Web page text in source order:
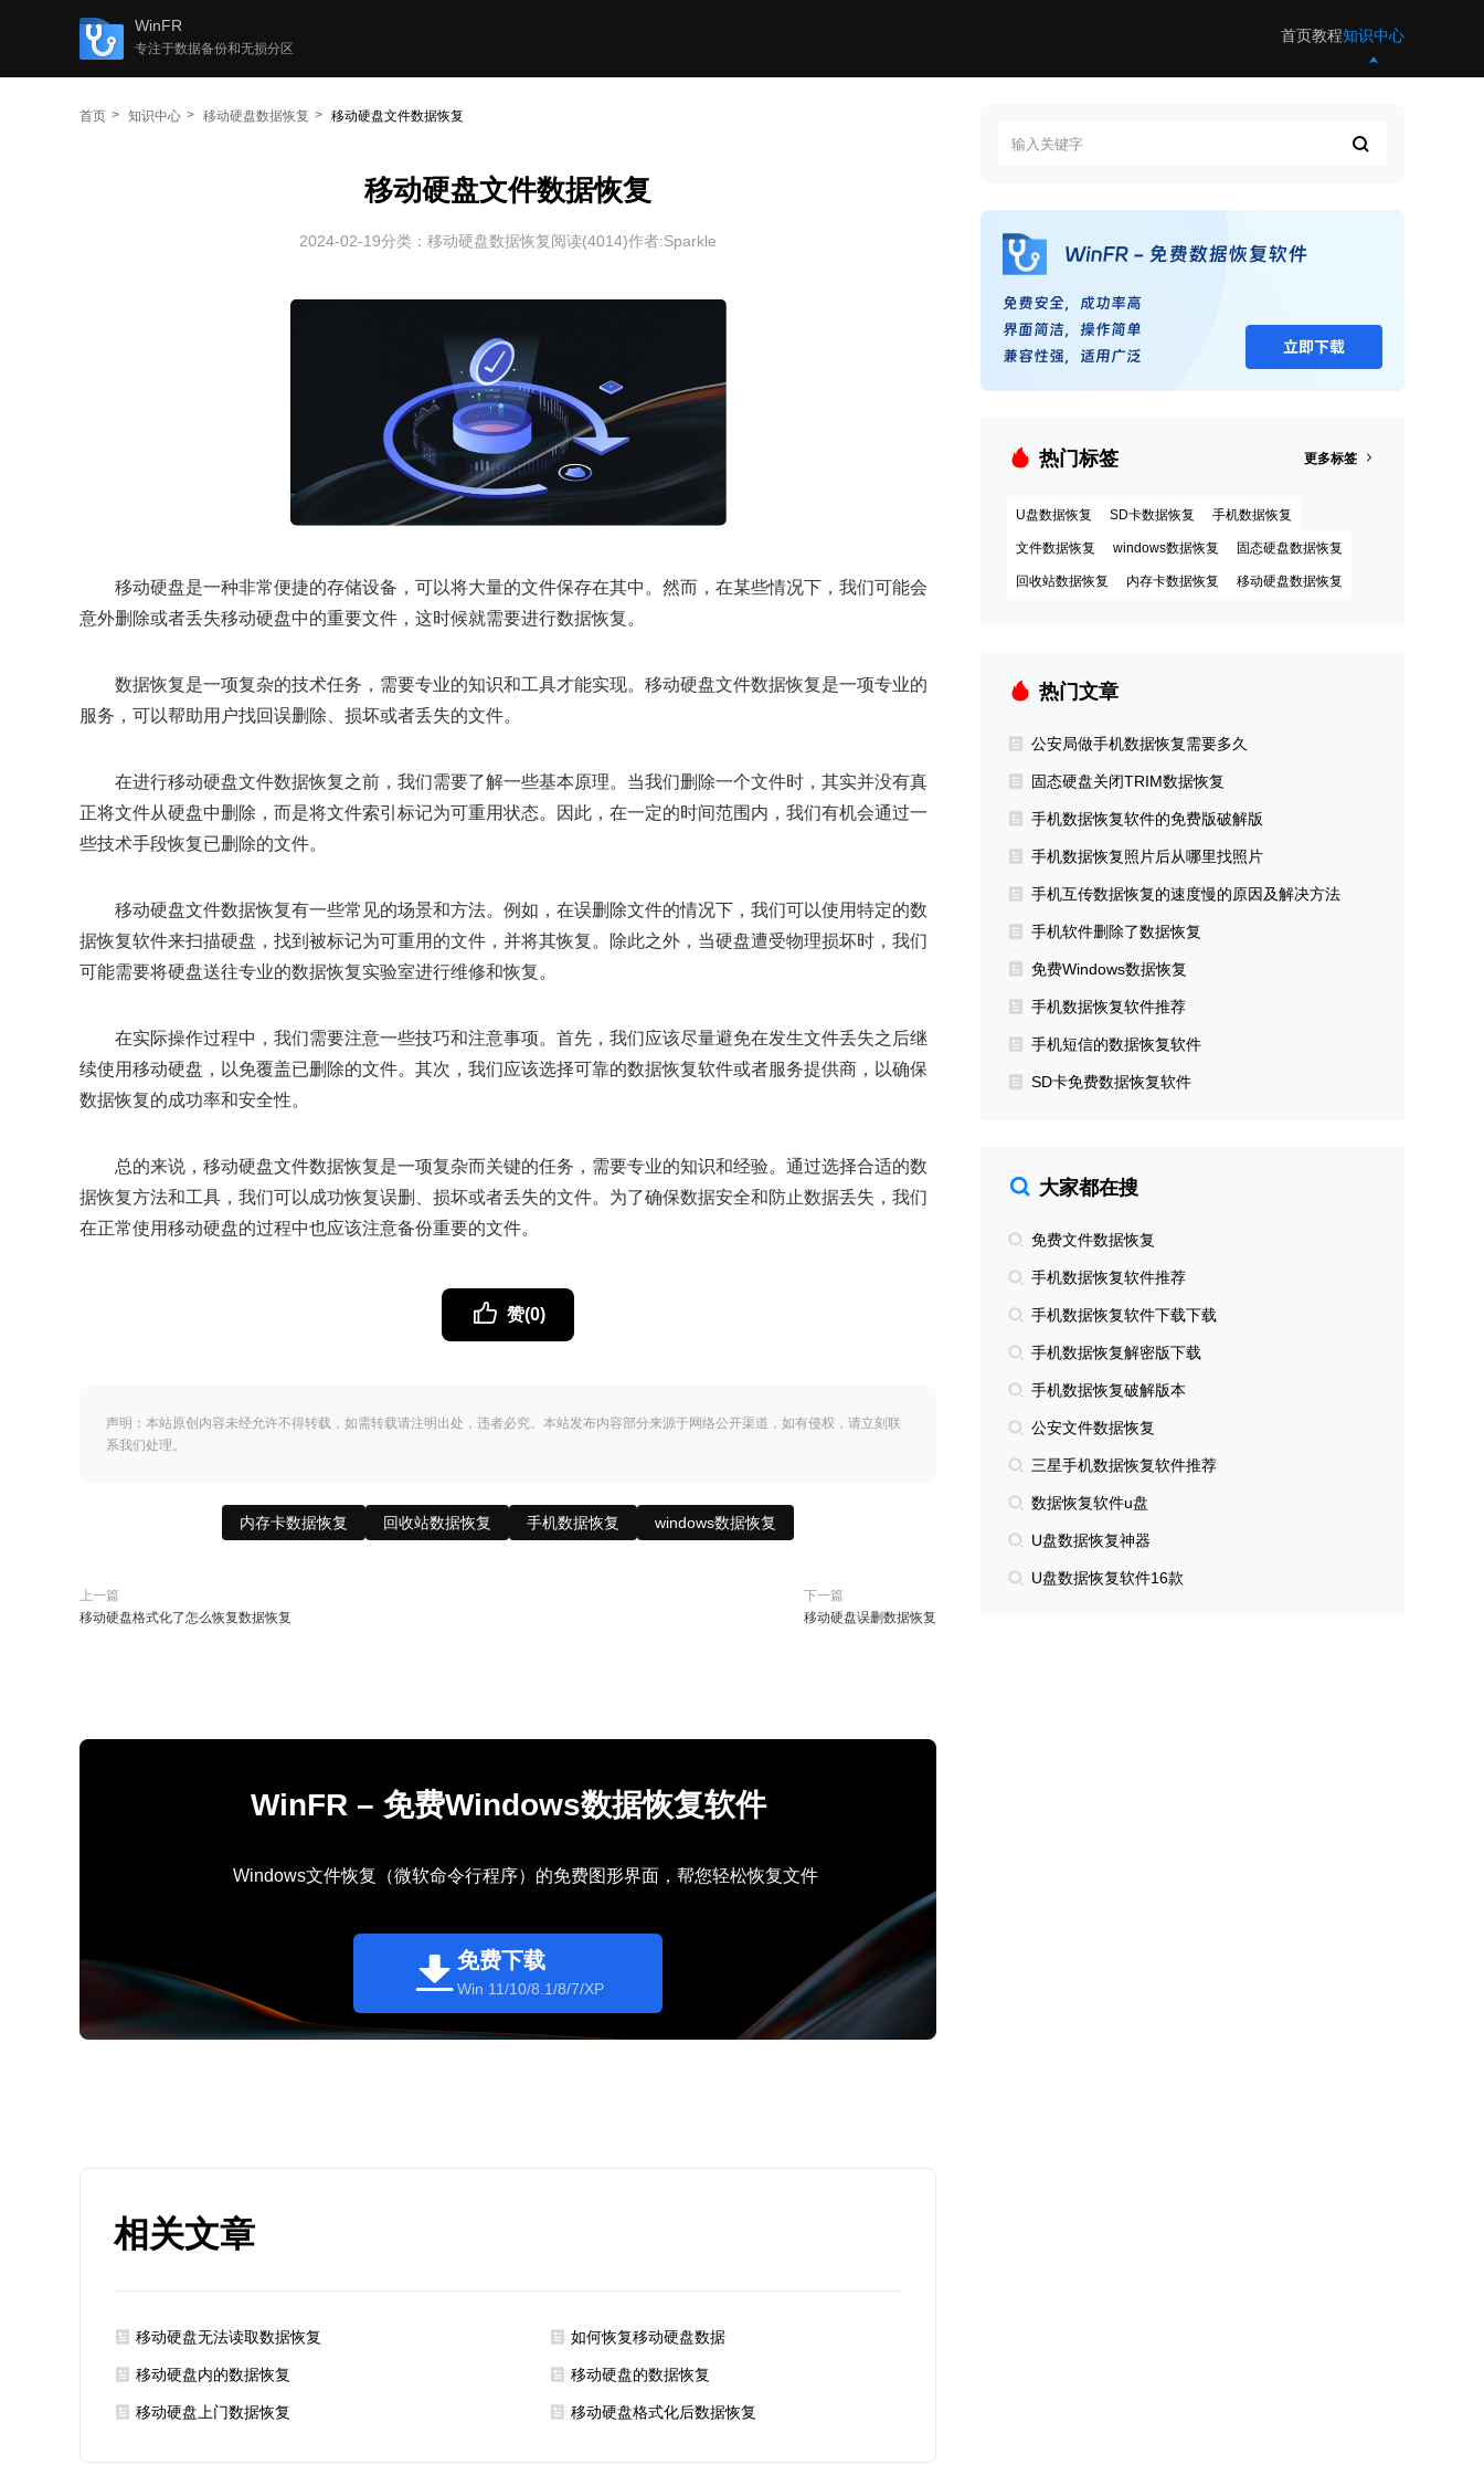
WinFR
专注于数据备份和无损分区
首页教程知识中心
首页 知识中心 移动硬盘数据恢复 移动硬盘文件数据恢复
移动硬盘文件数据恢复
2024-02-19分类： 移动硬盘数据恢复阅读(4014)作者:Sparkle
移动硬盘是一种非常便捷的存储设备，可以将大量的文件保存在其中。然而，在某些情况下，我们可能会
意外删除或者丢失移动硬盘中的重要文件，这时候就需要进行数据恢复。
数据恢复是一项复杂的技术任务，需要专业的知识和工具才能实现。移动硬盘文件数据恢复是一项专业的
服务，可以帮助用户找回误删除、损坏或者丢失的文件。
在进行移动硬盘文件数据恢复之前，我们需要了解一些基本原理。当我们删除一个文件时，其实并没有真
正将文件从硬盘中删除，而是将文件索引标记为可重用状态。因此，在一定的时间范围内，我们有机会通过一
些技术手段恢复已删除的文件。
移动硬盘文件数据恢复有一些常见的场景和方法。例如，在误删除文件的情况下，我们可以使用特定的数
据恢复软件来扫描硬盘，找到被标记为可重用的文件，并将其恢复。除此之外，当硬盘遭受物理损坏时，我们
可能需要将硬盘送往专业的数据恢复实验室进行维修和恢复。
在实际操作过程中，我们需要注意一些技巧和注意事项。首先，我们应该尽量避免在发生文件丢失之后继
续使用移动硬盘，以免覆盖已删除的文件。其次，我们应该选择可靠的数据恢复软件或者服务提供商，以确保
数据恢复的成功率和安全性。
总的来说，移动硬盘文件数据恢复是一项复杂而关键的任务，需要专业的知识和经验。通过选择合适的数
据恢复方法和工具，我们可以成功恢复误删、损坏或者丢失的文件。为了确保数据安全和防止数据丢失，我们
在正常使用移动硬盘的过程中也应该注意备份重要的文件。
赞(0)
声明：本站原创内容未经允许不得转载，如需转载请注明出处，违者必究。本站发布内容部分来源于网络公开渠道，如有侵权，请立刻联
系我们处理。
内存卡数据恢复 回收站数据恢复 手机数据恢复 windows数据恢复
上一篇
移动硬盘格式化了怎么恢复数据恢复
下一篇
移动硬盘误删数据恢复
WinFR – 免费Windows数据恢复软件
Windows文件恢复（微软命令行程序）的免费图形界面，帮您轻松恢复文件
免费下载
Win 11/10/8.1/8/7/XP
相关文章
移动硬盘无法读取数据恢复 如何恢复移动硬盘数据
移动硬盘内的数据恢复 移动硬盘的数据恢复
移动硬盘上门数据恢复 移动硬盘格式化后数据恢复
热门标签 更多标签
U盘数据恢复 SD卡数据恢复 手机数据恢复
文件数据恢复 windows数据恢复 固态硬盘数据恢复
回收站数据恢复 内存卡数据恢复 移动硬盘数据恢复
热门文章
公安局做手机数据恢复需要多久
固态硬盘关闭TRIM数据恢复
手机数据恢复软件的免费版破解版
手机数据恢复照片后从哪里找照片
手机互传数据恢复的速度慢的原因及解决方法
手机软件删除了数据恢复
免费Windows数据恢复
手机数据恢复软件推荐
手机短信的数据恢复软件
SD卡免费数据恢复软件
大家都在搜
免费文件数据恢复
手机数据恢复软件推荐
手机数据恢复软件下载下载
手机数据恢复解密版下载
手机数据恢复破解版本
公安文件数据恢复
三星手机数据恢复软件推荐
数据恢复软件u盘
U盘数据恢复神器
U盘数据恢复软件16款